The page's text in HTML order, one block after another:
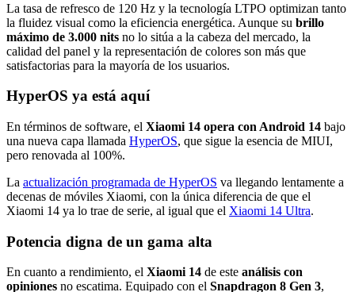
La tasa de refresco de 120 Hz y la tecnología LTPO optimizan tanto
la fluidez visual como la eficiencia energética. Aunque su brillo
máximo de 3.000 nits no lo sitúa a la cabeza del mercado, la
calidad del panel y la representación de colores son más que
satisfactorias para la mayoría de los usuarios.
HyperOS ya está aquí
En términos de software, el Xiaomi 14 opera con Android 14 bajo
una nueva capa llamada HyperOS, que sigue la esencia de MIUI,
pero renovada al 100%.
La actualización programada de HyperOS va llegando lentamente a
decenas de móviles Xiaomi, con la única diferencia de que el
Xiaomi 14 ya lo trae de serie, al igual que el Xiaomi 14 Ultra.
Potencia digna de un gama alta
En cuanto a rendimiento, el Xiaomi 14 de este análisis con
opiniones no escatima. Equipado con el Snapdragon 8 Gen 3,